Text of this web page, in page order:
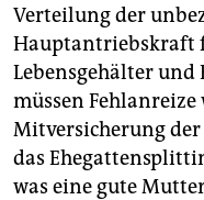
Verteilung der
Hauptantriebskraft
Lebensgehälter und
müssen
Mitversicherung
das
was eine gute